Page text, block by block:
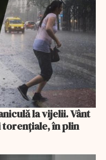
la vijelii. Vânt
torențiale, în plin